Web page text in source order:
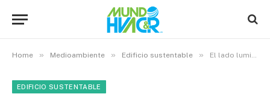
Home » Medioambiente » Edificio sustentable » El lado luminoso de la productividad en oficinas
EDIFICIO SUSTENTABLE